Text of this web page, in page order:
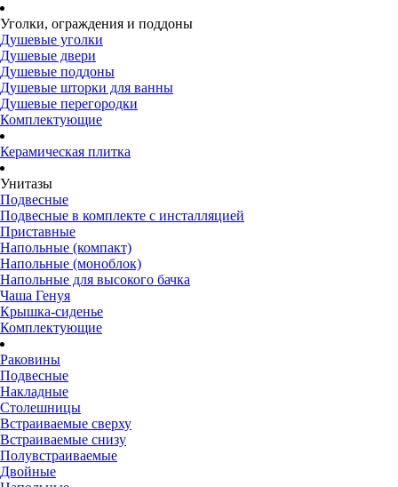
Уголки, ограждения и поддоны
Душевые уголки
Душевые двери
Душевые поддоны
Душевые шторки для ванны
Душевые перегородки
Комплектующие
Керамическая плитка
Унитазы
Подвесные
Подвесные в комплекте с инсталляцией
Приставные
Напольные (компакт)
Напольные (моноблок)
Напольные для высокого бачка
Чаша Генуя
Крышка-сиденье
Комплектующие
Раковины
Подвесные
Накладные
Столешницы
Встраиваемые сверху
Встраиваемые снизу
Полувстраиваемые
Двойные